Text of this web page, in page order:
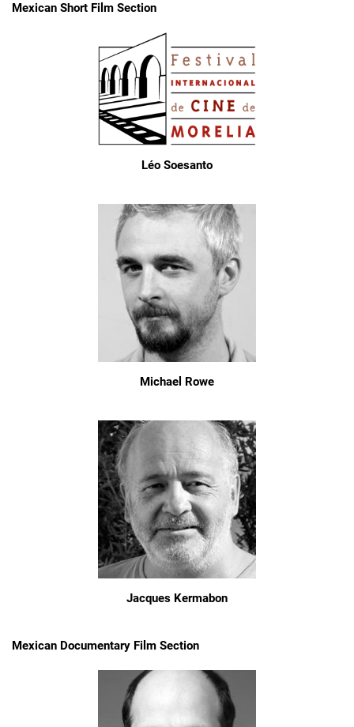
Mexican Short Film Section
Léo Soesanto
Michael Rowe
Jacques Kermabon
Mexican Documentary Film Section